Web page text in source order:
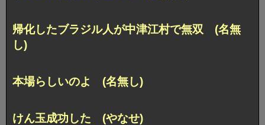
帰化したブラジル人が中津江村で無双 (名無
し)
本場らしいのよ (名無し)
けん玉成功した (やなせ)